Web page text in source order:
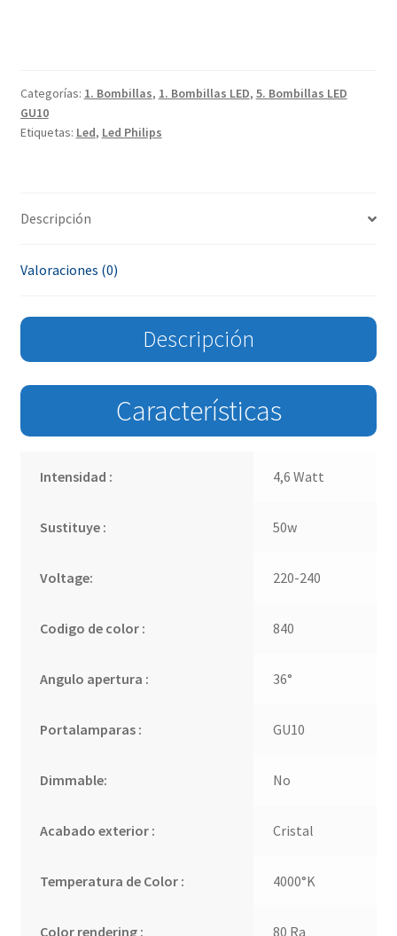
Categorías: 1. Bombillas, 1. Bombillas LED, 5. Bombillas LED
GU10
Etiquetas: Led, Led Philips
Descripción
Valoraciones (0)
Descripción
Características
Intensidad : 4,6 Watt
Sustituye : 50w
Voltage: 220-240
Codigo de color : 840
Angulo apertura : 36°
Portalamparas : GU10
Dimmable: No
Acabado exterior : Cristal
Temperatura de Color : 4000°K
Color rendering : 80 Ra